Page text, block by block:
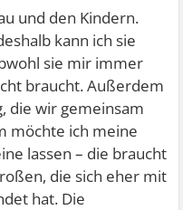
und den Kindern.
kann ich sie
sie mir immer
braucht. Außerdem
die wir gemeinsam
möchte ich meine
lassen – die braucht
die sich eher mit
hat. Die